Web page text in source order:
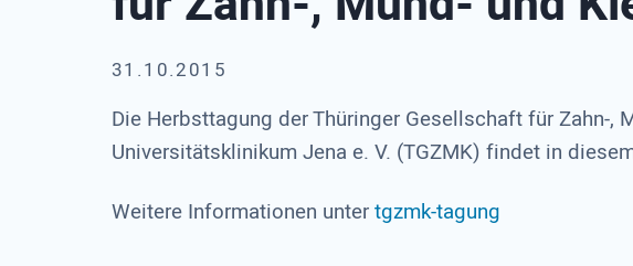
31.10.2015
Die Herbsttagung der Thüringer Gesellschaft für Zahn-,
Universitätsklinikum Jena e. V. (TGZMK) findet in
Weitere Informationen untertgzmk-tagung